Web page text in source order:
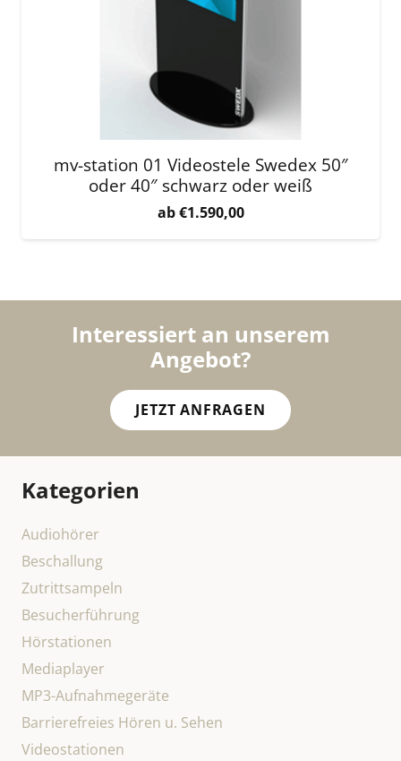
mv-station 01 Videostele Swedex 50″
oder 40″ schwarz oder weiß
€1.590,00
Interessiert an unserem
Angebot?
JETZT ANFRAGEN
Kategorien
Audiohörer
Beschallung
Zutrittsampeln
Besucherführung
Hörstationen
Mediaplayer
MP3-Aufnahmegeräte
Barrierefreies Hören u. Sehen
Videostationen